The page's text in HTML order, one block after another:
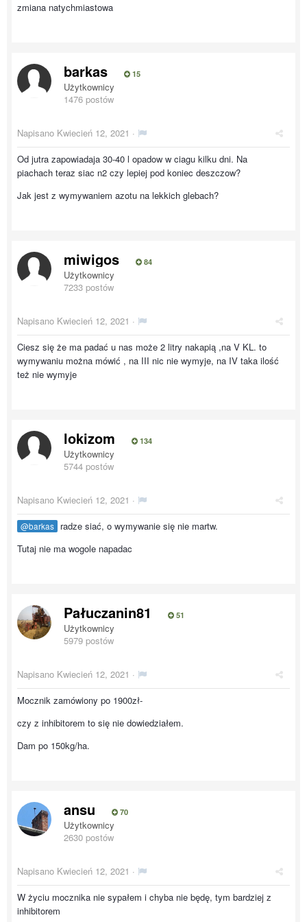
zmiana natychmiastowa
barkas 15
Użytkownicy
1476 postów
Napisano Kwiecień 12, 2021 ·
Od jutra zapowiadaja 30-40 l opadow w ciagu kilku dni. Na
piachach teraz siac n2 czy lepiej pod koniec deszczow?
Jak jest z wymywaniem azotu na lekkich glebach?
miwigos 84
Użytkownicy
7233 postów
Napisano Kwiecień 12, 2021 ·
Ciesz się że ma padać u nas może 2 litry nakapią ,na V KL. to
wymywaniu można mówić , na III nic nie wymyje, na IV taka ilość
też nie wymyje
lokizom 134
Użytkownicy
5744 postów
Napisano Kwiecień 12, 2021 ·
@barkas
radze siać, o wymywanie się nie martw.
Tutaj nie ma wogole napadac
Pałuczanin81 51
Użytkownicy
5979 postów
Napisano Kwiecień 12, 2021 ·
Mocznik zamówiony po 1900zł-
czy z inhibitorem to się nie dowiedziałem.
Dam po 150kg/ha.
ansu 70
Użytkownicy
2630 postów
Napisano Kwiecień 12, 2021 ·
W życiu mocznika nie sypałem i chyba nie będę, tym bardziej z
inhibitorem